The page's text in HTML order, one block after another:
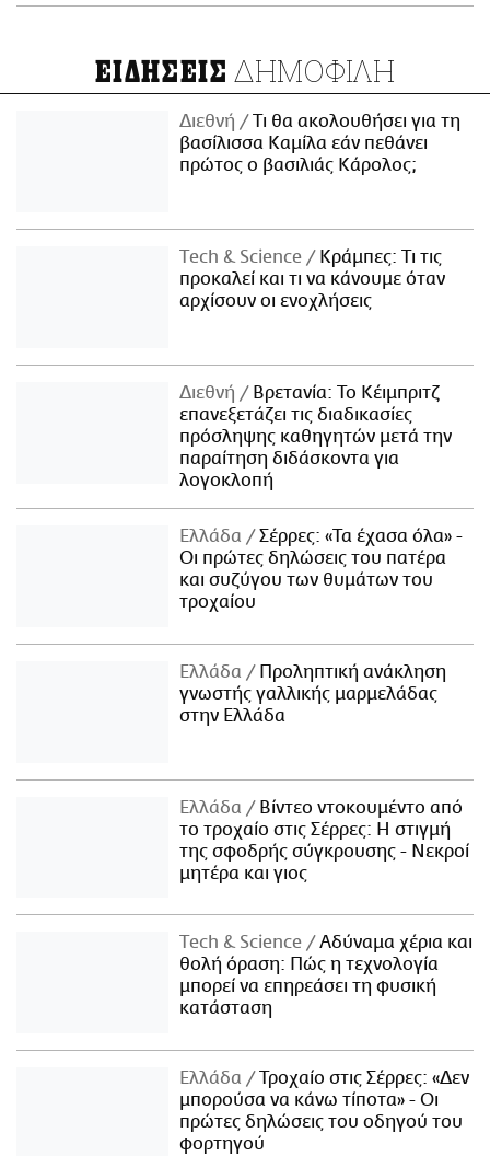
ΕΙΔΗΣΕΙΣ ΔΗΜΟΦΙΛΗ
Διεθνή
Τι θα ακολουθήσει για τη
βασίλισσα Καμίλα εάν πεθάνει
πρώτος ο βασιλιάς Κάρολος;
Τech & Science
Κράμπες: Τι τις
προκαλεί και τι να κάνουμε όταν
αρχίσουν οι ενοχλήσεις
Διεθνή
Βρετανία: Το Κέιμπριτζ
επανεξετάζει τις διαδικασίες
πρόσληψης καθηγητών μετά την
παραίτηση διδάσκοντα για
λογοκλοπή
Ελλάδα
Σέρρες: «Τα έχασα όλα» -
Οι πρώτες δηλώσεις του πατέρα
και συζύγου των θυμάτων του
τροχαίου
Ελλάδα
Προληπτική ανάκληση
γνωστής γαλλικής μαρμελάδας
στην Ελλάδα
Ελλάδα
Βίντεο ντοκουμέντο από
το τροχαίο στις Σέρρες: Η στιγμή
της σφοδρής σύγκρουσης - Νεκροί
μητέρα και γιος
Τech & Science
Αδύναμα χέρια και
θολή όραση: Πώς η τεχνολογία
μπορεί να επηρεάσει τη φυσική
κατάσταση
Ελλάδα
Τροχαίο στις Σέρρες: «Δεν
μπορούσα να κάνω τίποτα» - Οι
πρώτες δηλώσεις του οδηγού του
φορτηγού